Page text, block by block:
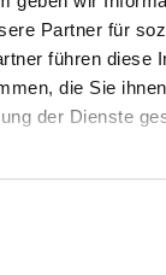
Partner für
führen diese
die Sie
der Dienste
Urteil
telefonische
auf